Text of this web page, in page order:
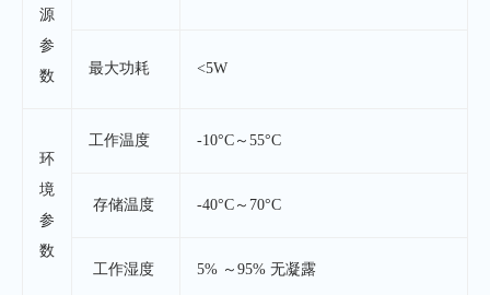
源
参
数
最大功耗 <5W
环
境
参
数
工作温度 -10°C～55°C
存储温度 -40°C～70°C
工作湿度 5% ～95% 无凝露